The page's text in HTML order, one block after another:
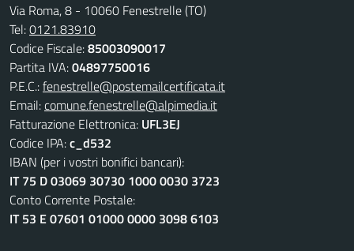
Via Roma, 8 - 10060 Fenestrelle (TO)
Tel:0121.83910
Codice Fiscale:85003090017
Partita IVA:04897750016
P.E.C.:fenestrelle@postemailcertificata.it
Email:comune.fenestrelle@alpimedia.it
Fatturazione Elettronica: UFL3EJ
Codice IPA:c_d532
IBAN (per i vostri bonifici bancari):
IT 75 D 03069 30730 1000 0030 3723
Conto Corrente Postale:
IT 53 E 07601 01000 0000 3098 6103